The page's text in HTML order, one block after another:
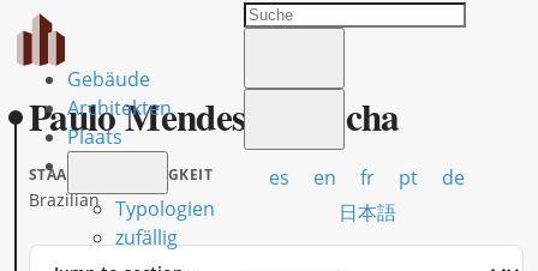
Gebäude
Architekten
Plaats
Typologien
zufällig
es en fr pt
de
日本語
Paulo Mendes da Rocha
STAATSANGEHÖRIGKEIT
Brazilian
Jump